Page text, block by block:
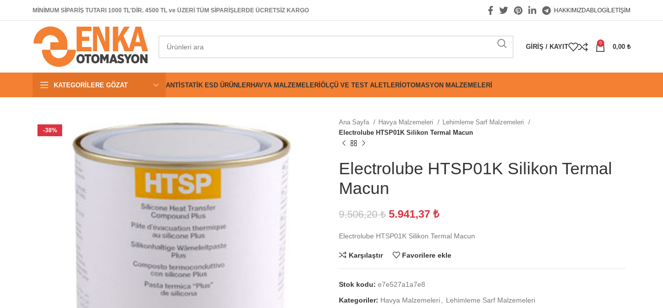
MİNİMUM SİPARİŞ TUTARI 1000 TL'DİR. 4500 TL ve ÜZERİ TÜM SİPARİŞLERDE ÜCRETSİZ KARGO HAKKIMIZDABLOGİLETIŞIM
GIRIŞ / KAYIT
0
0,00 ₺
KATEGORILERE GÖZAT ANTISTATIK ESD ÜRÜNLERHAVYA MALZEMELERIÖLÇÜ VE TEST ALETLERIOTOMASYON MALZEMELERI
-38%
Ana Sayfa Havya Malzemeleri
Lehimleme Sarf Malzemeleri
Electrolube HTSP01K Silikon Termal Macun
Electrolube HTSP01K Silikon Termal
Macun
9.506,20₺ 5.941,37 ₺
Electrolube HTSP01K Silikon Termal Macun
Karşılaştır Favorilere ekle
Stok kodu: e7e527a1a7e8
Kategoriler: Havya Malzemeleri Lehimleme Sarf Malzemeleri